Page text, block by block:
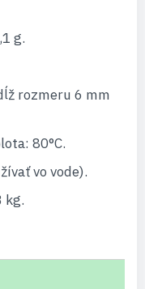
g.
rozmeru 6 mm
80°C.
vo vode).
kg.